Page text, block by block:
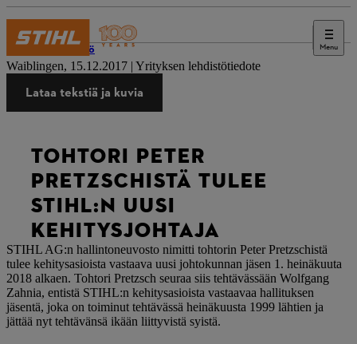
Menu
Lehdistö
Waiblingen, 15.12.2017 | Yrityksen lehdistötiedote
Lataa tekstiä ja kuvia
TOHTORI PETER
PRETZSCHISTÄ TULEE
STIHL:N UUSI
KEHITYSJOHTAJA
STIHL AG:n hallintoneuvosto nimitti tohtorin Peter Pretzschistä
tulee kehitysasioista vastaava uusi johtokunnan jäsen 1. heinäkuuta
2018 alkaen. Tohtori Pretzsch seuraa siis tehtävässään Wolfgang
Zahnia, entistä STIHL:n kehitysasioista vastaavaa hallituksen
jäsentä, joka on toiminut tehtävässä heinäkuusta 1999 lähtien ja
jättää nyt tehtävänsä ikään liittyvistä syistä.